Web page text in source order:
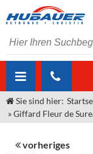
ÜBER UNS
Sie sind hier:
»Giffard Fleur de
vorheriges